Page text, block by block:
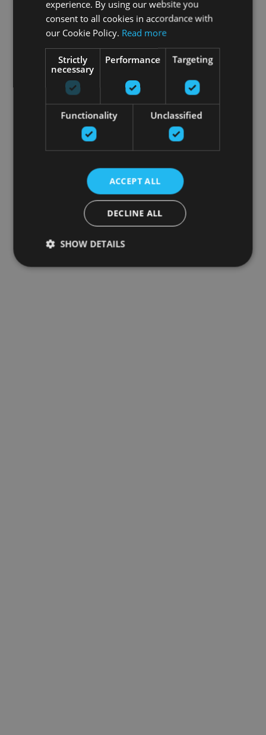
experience. By using our website you
consent to all cookies in accordance with
our Cookie Policy. Read more
Strictly
necessary
Performance Targeting
Functionality Unclassified
ACCEPT ALL
DECLINE ALL
SHOW DETAILS